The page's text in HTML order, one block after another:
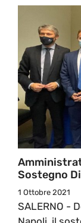
Sostegno
1 Ottobre 2021
SALERNO -